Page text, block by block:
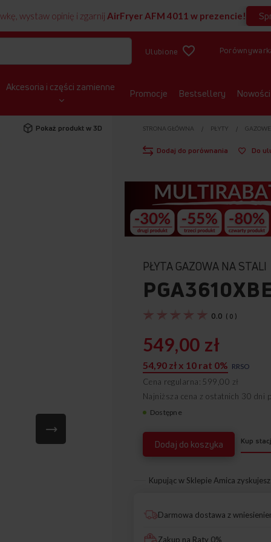
wystaw opinię i zgarnij AirFryer AFM 4011 w prezencie!
Ulubione
Akcesoria i części zamienne Promocje Bestsellery Nowości
Pokaż produkt w 3D STRONA GŁÓWNA PŁYTY
Dodaj do porównania Do
PŁYTA GAZOWA NA STALI
0.0 ( 0 )
549,00 zł
54,90 zł x 10 rat 0% RRSO
Cena regularna 599,00 zł
Najniższa cena z ostatnich 30 dni
Dostępne
Dodaj do koszyka Kup
Kupując w Sklepie Amica
Darmowa dostawa z
Zakup na Raty 0%